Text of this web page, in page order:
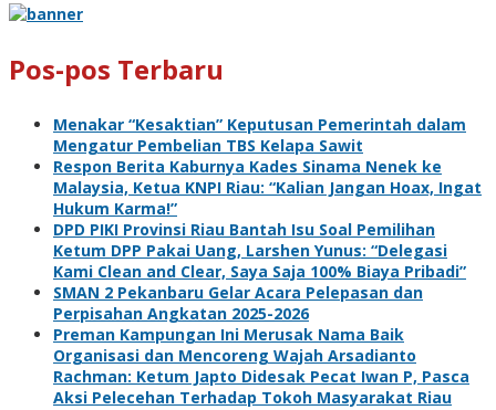
Pos-pos Terbaru
Menakar “Kesaktian” Keputusan Pemerintah dalam
Mengatur Pembelian TBS Kelapa Sawit
Respon Berita Kaburnya Kades Sinama Nenek ke
Malaysia, Ketua KNPI Riau: “Kalian Jangan Hoax, Ingat
Hukum Karma!”
DPD PIKI Provinsi Riau Bantah Isu Soal Pemilihan
Ketum DPP Pakai Uang, Larshen Yunus: “Delegasi
Kami Clean and Clear, Saya Saja 100% Biaya Pribadi”
SMAN 2 Pekanbaru Gelar Acara Pelepasan dan
Perpisahan Angkatan 2025-2026
Preman Kampungan Ini Merusak Nama Baik
Organisasi dan Mencoreng Wajah Arsadianto
Rachman: Ketum Japto Didesak Pecat Iwan P, Pasca
Aksi Pelecehan Terhadap Tokoh Masyarakat Riau